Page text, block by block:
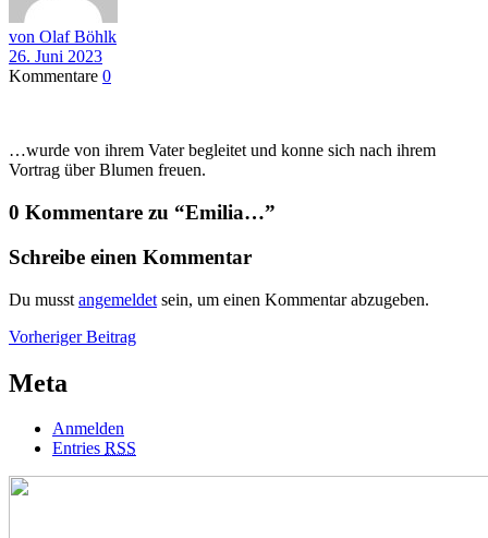
von Olaf Böhlk
26. Juni 2023
Kommentare 0
…wurde von ihrem Vater begleitet und konne sich nach ihrem
Vortrag über Blumen freuen.
0 Kommentare zu “Emilia…”
Schreibe einen Kommentar
Du musst angemeldet sein, um einen Kommentar abzugeben.
Beitragsnavigation
Vorheriger BeitragVorheriger
Meta
Anmelden
Entries RSS